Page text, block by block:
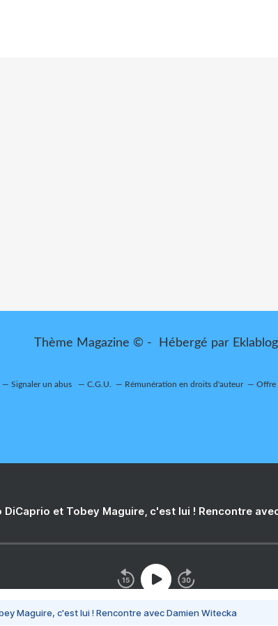
Thème Magazine © - Hébergé par Eklablog
Signaler un abus C.G.U. Rémunération en droits d'auteur Offre
DiCaprio et Tobey Maguire, c'est lui ! Rencontre
Maguire, c'est lui ! Rencontre avec Damien Witecka